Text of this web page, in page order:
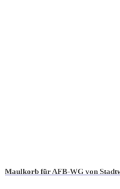
Maulkorb für AFB-WG von